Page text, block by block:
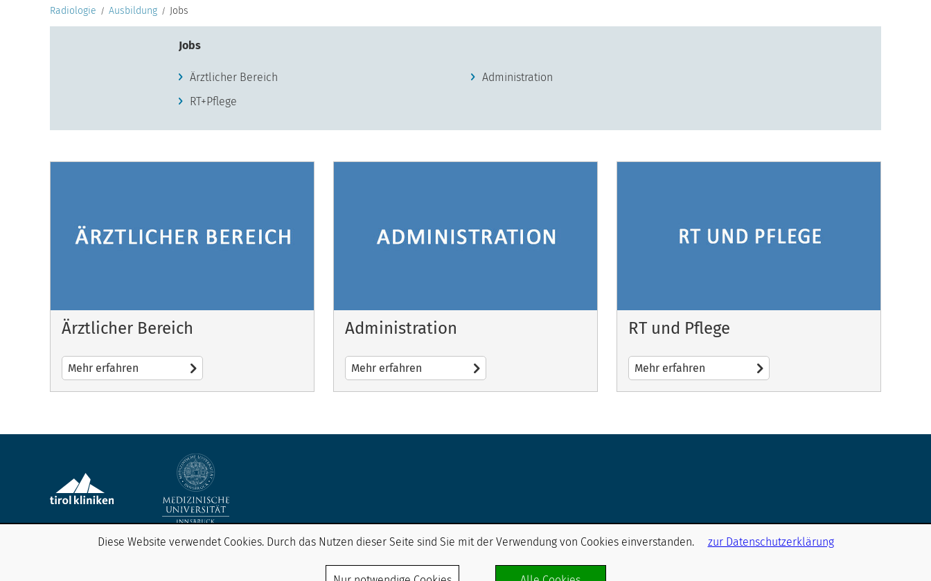
Radiologie Ausbildung Jobs
Jobs
Ärztlicher Bereich
RT+Pflege
Administration
Ärztlicher Bereich
Mehr erfahren
Administration
Mehr erfahren
RT und Pflege
Mehr erfahren
Entdecken Sie unsere Social Media-Kanäle
Diese Website verwendet Cookies. Durch das Nutzen dieser Seite sind Sie mit der Verwendung von Cookies einverstanden. zur Datenschutzerklärung